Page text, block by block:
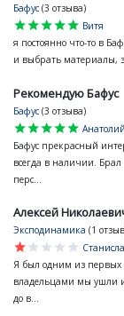
Бафус (3 отзыва)
star
star
star
star
star
Витя
я постоянно что-то в
и выбрать материалы,
Рекомендую Бафус
Бафус (3 отзыва)
star
star
star
star
star
Анатолий
Бафус прекрасный
всегда в наличии.
перс...
Алексей
Эксподинамика (1
star
star
star
star
star
Я был одним из первых
владельцами мы ушли
до в...